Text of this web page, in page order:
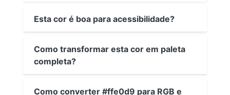
Esta cor é boa para acessibilidade?
Como transformar esta cor em paleta
completa?
Como converter #ffe0d9 para RGB e